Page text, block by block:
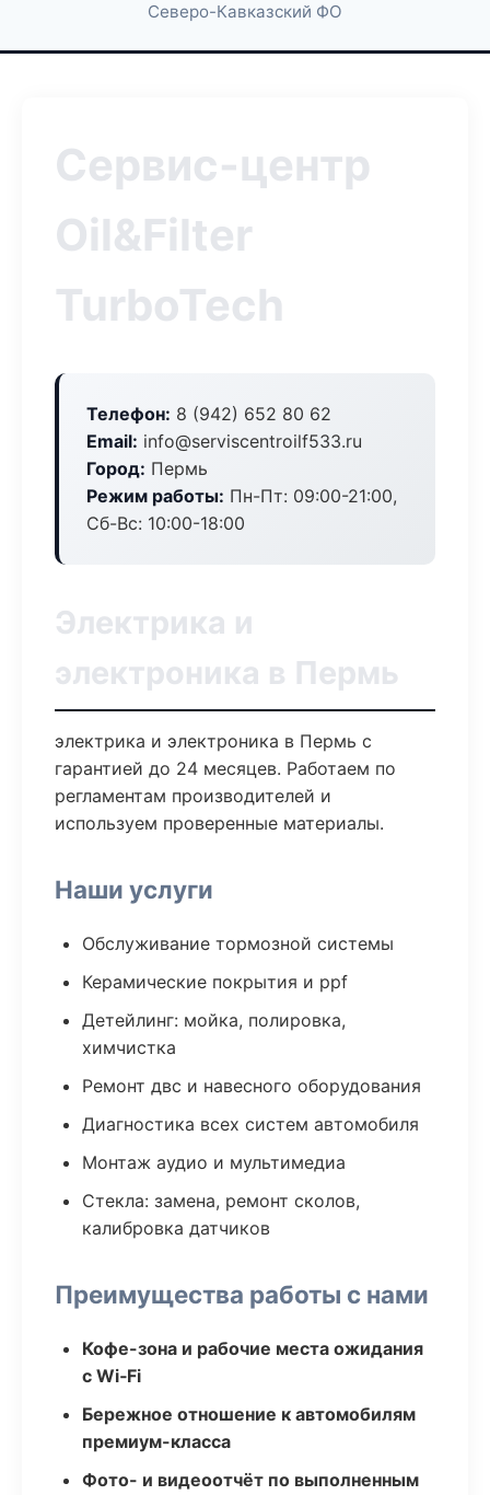
Северо-Кавказский ФО
Сервис-центр
Oil&Filter
TurboTech
Телефон: 8 (942) 652 80 62
Email: info@serviscentroilf533.ru
Город: Пермь
Режим работы: Пн-Пт: 09:00-21:00,
Сб-Вс: 10:00-18:00
Электрика и
электроника в Пермь
электрика и электроника в Пермь с
гарантией до 24 месяцев. Работаем по
регламентам производителей и
используем проверенные материалы.
Наши услуги
Обслуживание тормозной системы
Керамические покрытия и ppf
Детейлинг: мойка, полировка,
химчистка
Ремонт двс и навесного оборудования
Диагностика всех систем автомобиля
Монтаж аудио и мультимедиа
Стекла: замена, ремонт сколов,
калибровка датчиков
Преимущества работы с нами
Кофе-зона и рабочие места ожидания
с Wi‑Fi
Бережное отношение к автомобилям
премиум-класса
Фото- и видеоотчёт по выполненным